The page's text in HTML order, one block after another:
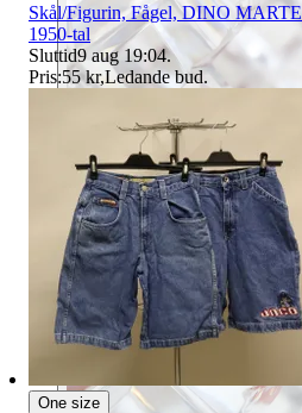
Skål/Figurin, Fågel, DINO
1950-tal
Sluttid9 aug 19:04.
Pris:55 kr,Ledande bud.
One size